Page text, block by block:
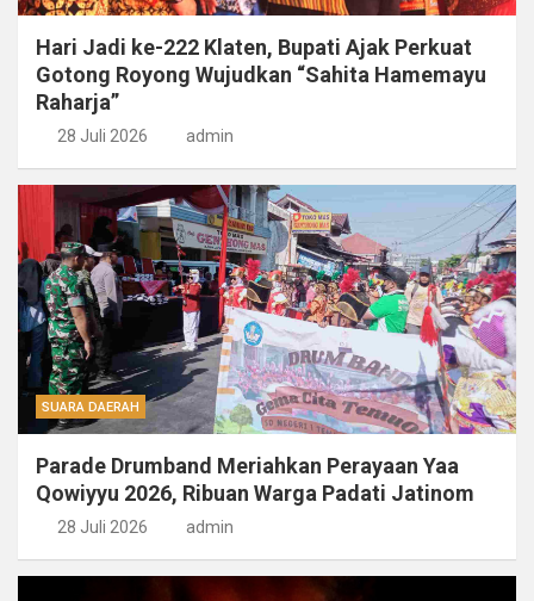
Hari Jadi ke-222 Klaten, Bupati Ajak Perkuat
Gotong Royong Wujudkan “Sahita Hamemayu
Raharja”
28 Juli 2026 admin
SUARA DAERAH
Parade Drumband Meriahkan Perayaan Yaa
Qowiyyu 2026, Ribuan Warga Padati Jatinom
28 Juli 2026 admin